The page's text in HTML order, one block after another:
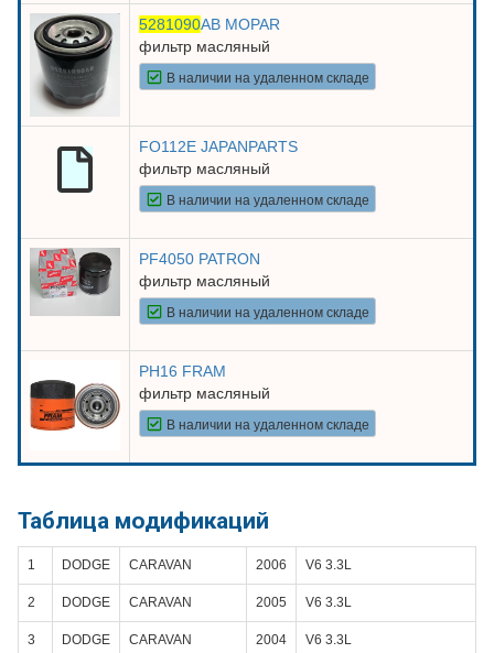
5281090AB MOPAR
фильтр масляный
В наличии на удаленном складе
FO112E JAPANPARTS
фильтр масляный
В наличии на удаленном складе
PF4050 PATRON
фильтр масляный
В наличии на удаленном складе
PH16 FRAM
фильтр масляный
В наличии на удаленном складе
Таблица модификаций
1 DODGE CARAVAN 2006 V6 3.3L
2 DODGE CARAVAN 2005 V6 3.3L
3 DODGE CARAVAN 2004 V6 3.3L